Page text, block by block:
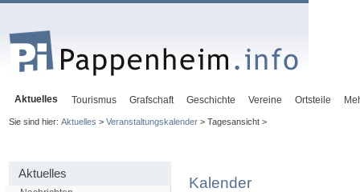
Aktuelles Tourismus Grafschaft Geschichte Vereine Ortsteile
Sie sind hier: Aktuelles > Veranstaltungskalender> Tagesansicht >
Aktuelles
Kalender